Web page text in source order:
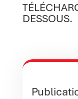
DESSOUS.